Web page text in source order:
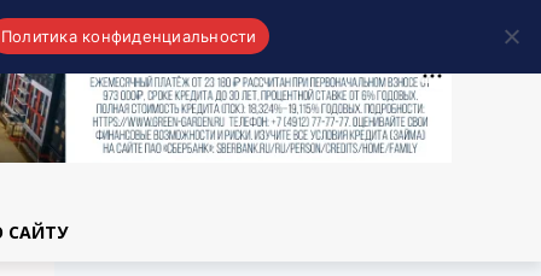
САЙТУ
Политика конфиденциальности